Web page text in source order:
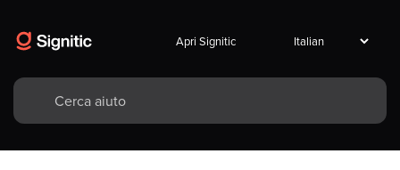
Apri Signitic